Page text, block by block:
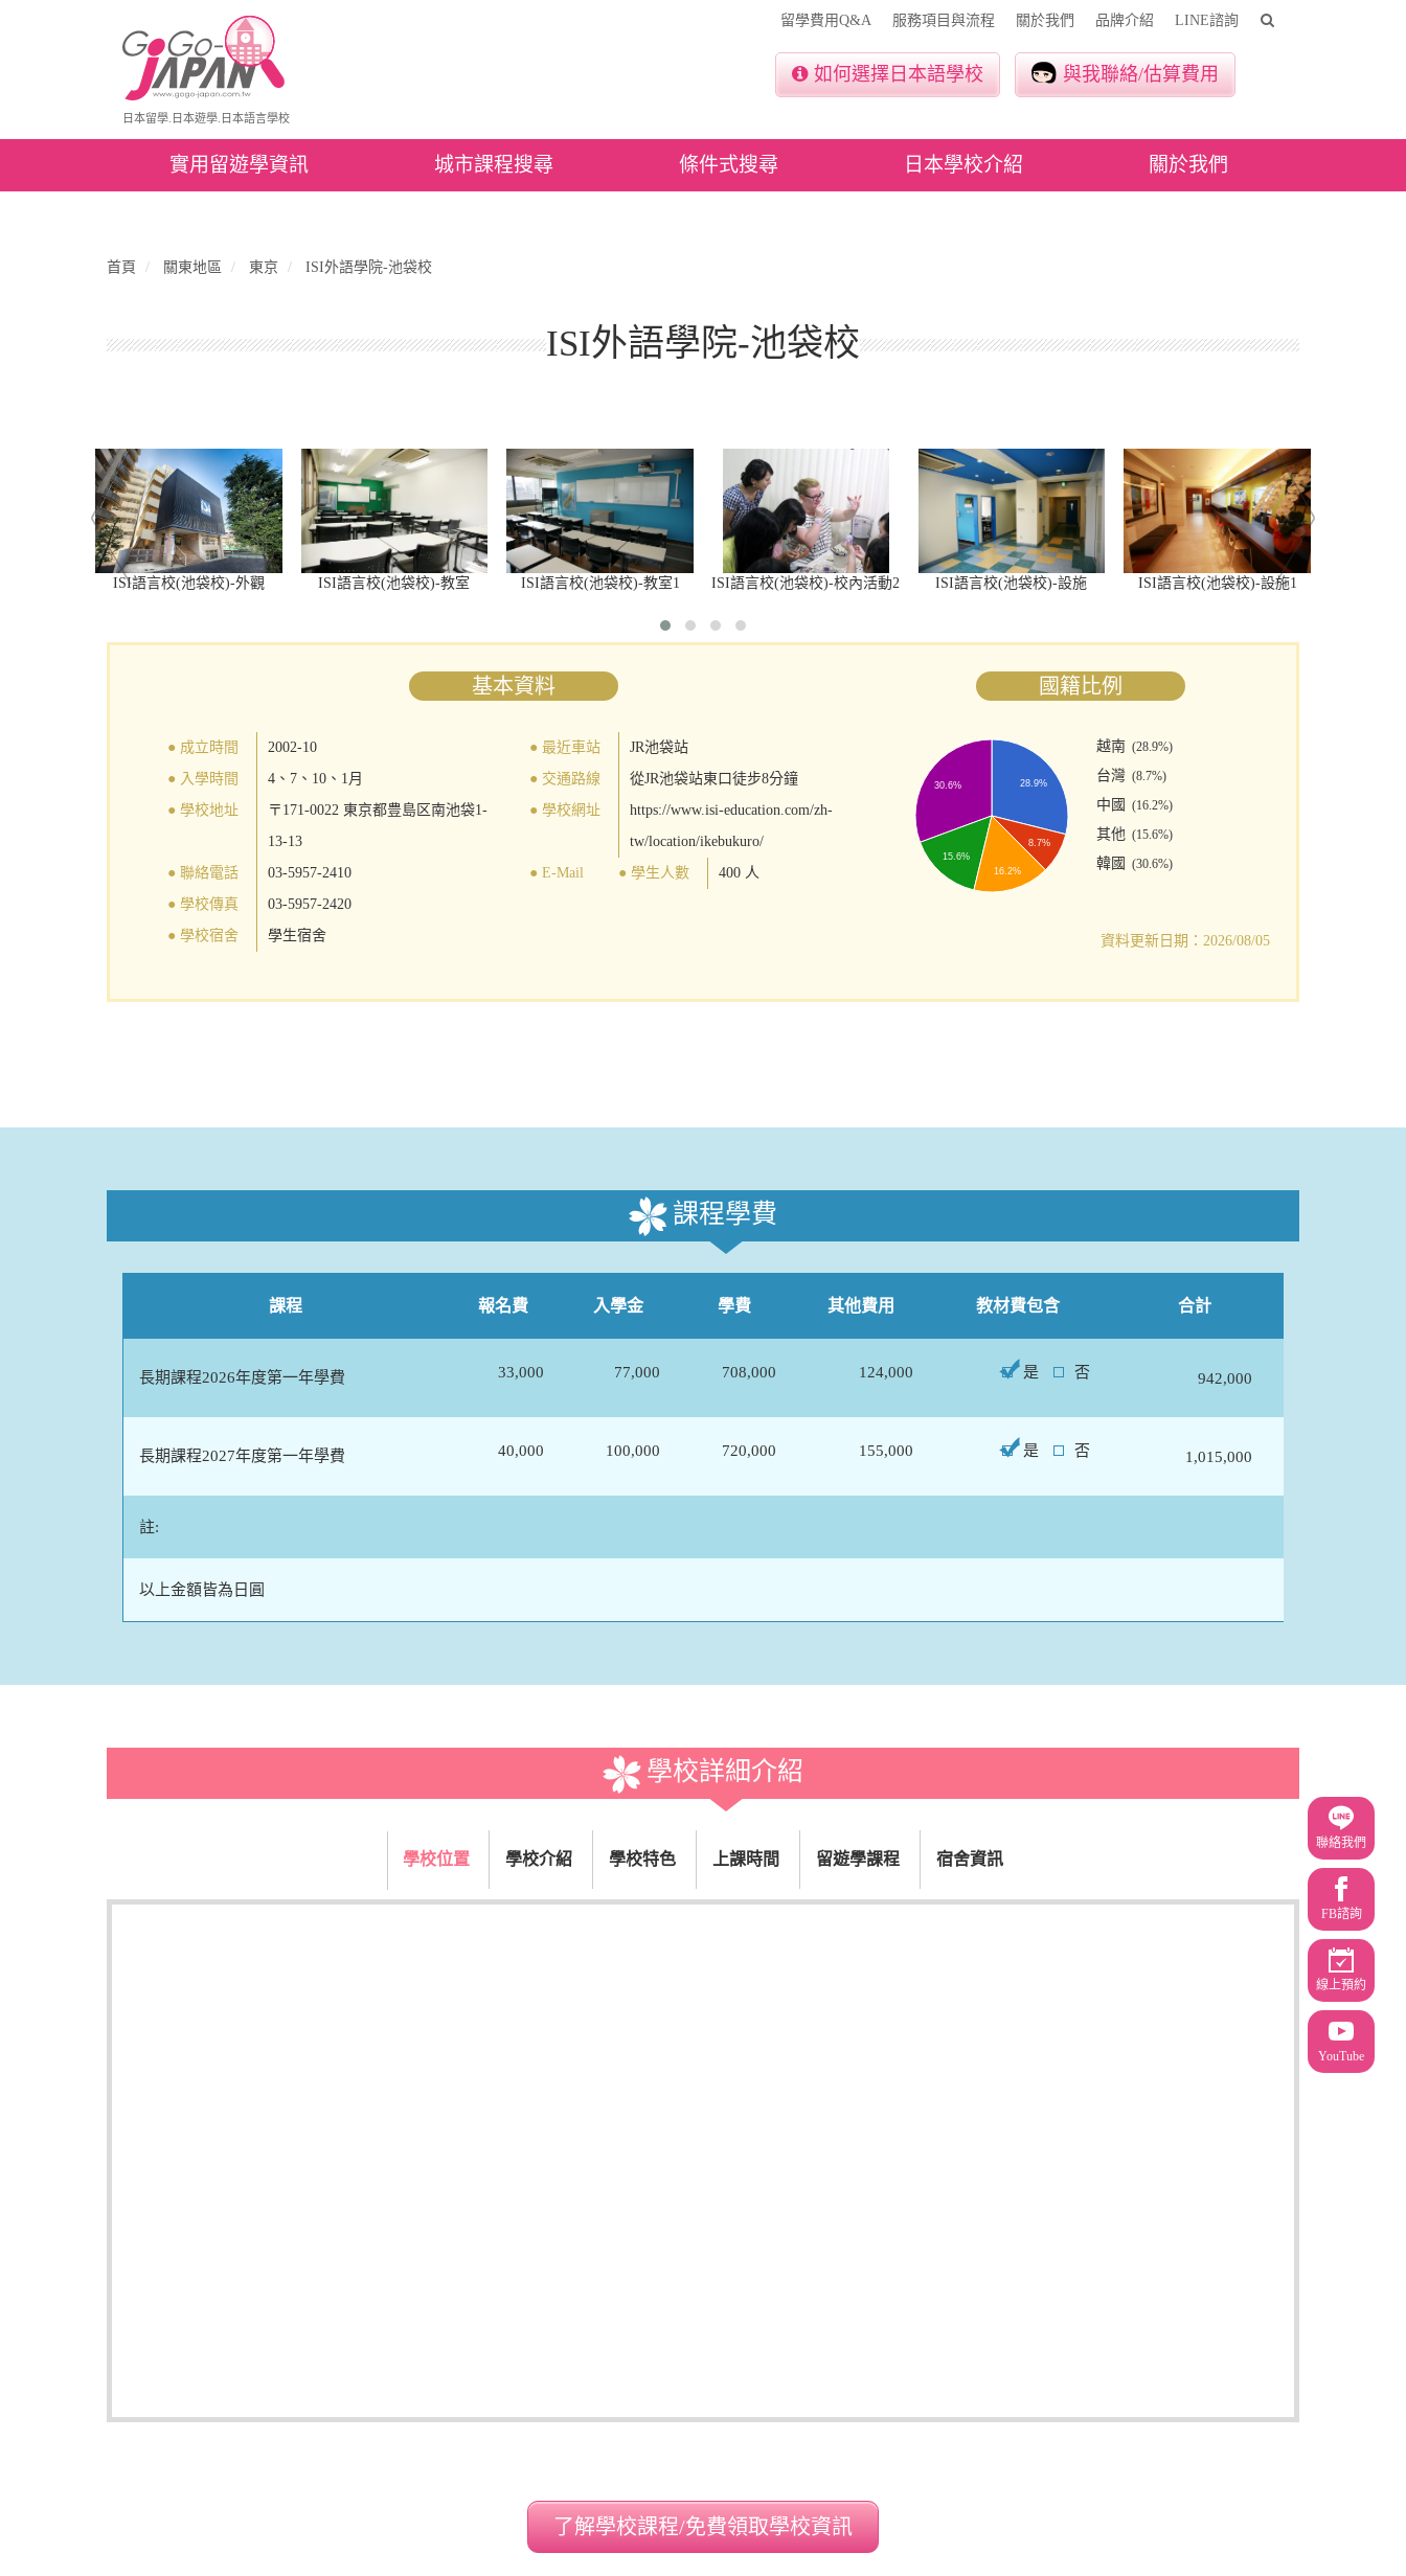
日本留學.日本遊學.日本語言學校
留學費用Q&A 服務項目與流程 關於我們 品牌介紹 LINE諮詢
如何選擇日本語學校 與我聯絡/估算費用
實用留遊學資訊 城市課程搜尋 條件式搜尋 日本學校介紹 關於我們
首頁 關東地區 東京 ISI外語學院-池袋校
ISI外語學院-池袋校
ISI語言校(池袋校)-外觀 ISI語言校(池袋校)-教室 ISI語言校(池袋校)-教室1 ISI語言校(池袋校)-校內活動2 ISI語言校(池袋校)-設施 ISI語言校(池袋校)-設施1
基本資料
● 成立時間
2002-10
● 入學時間
4、7、10、1月
● 學校地址
〒171-0022 東京都豊島区南池袋1-
13-13
● 聯絡電話
03-5957-2410
● 學校傳真
03-5957-2420
● 學校宿舍
學生宿舍
● 最近車站
JR池袋站
● 交通路線
從JR池袋站東口徒步8分鐘
● 學校網址
https://www.isi-education.com/zh-
tw/location/ikebukuro/
● E-Mail
● 學生人數 400 人
國籍比例
28.9%
8.7%
30.6%
15.6%
16.2%
越南 (28.9%)
台灣 (8.7%)
中國 (16.2%)
其他 (15.6%)
韓國 (30.6%)
資料更新日期：2026/08/05
課程學費
課程 報名費 入學金 學費 其他費用 教材費包含 合計
長期課程2026年度第一年學費 33,000 77,000 708,000 124,000 是 否 942,000
長期課程2027年度第一年學費 40,000 100,000 720,000 155,000 是 否 1,015,000
註:
以上金額皆為日圓
學校詳細介紹
學校位置 學校介紹 學校特色 上課時間 留遊學課程 宿舍資訊
了解學校課程/免費領取學校資訊
聯絡我們
FB諮詢
線上預約
YouTube